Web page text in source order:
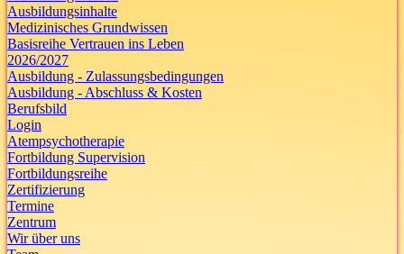
Ausbildungsinhalte
Medizinisches Grundwissen
Basisreihe Vertrauen ins Leben
2026/2027
Ausbildung - Zulassungsbedingungen
Ausbildung - Abschluss & Kosten
Berufsbild
Login
Atempsychotherapie
Fortbildung Supervision
Fortbildungsreihe
Zertifizierung
Termine
Zentrum
Wir über uns